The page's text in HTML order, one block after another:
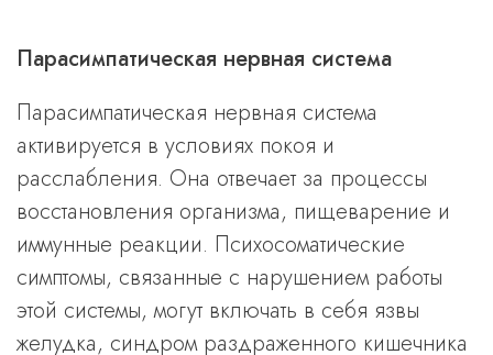
Парасимпатическая нервная система
Парасимпатическая нервная система
активируется в условиях покоя и
расслабления. Она отвечает за процессы
восстановления организма, пищеварение и
иммунные реакции. Психосоматические
симптомы, связанные с нарушением работы
этой системы, могут включать в себя язвы
желудка, синдром раздраженного кишечника